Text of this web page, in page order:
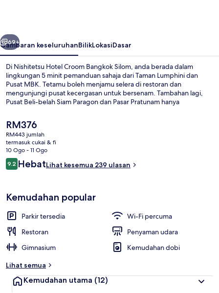
Seterusnya
69+
Gambaran keseluruhanBilikLokasiDasar
Di Nishitetsu Hotel Croom Bangkok Silom, anda berada dalam
lingkungan 5 minit pemanduan sahaja dari Taman Lumphini dan
Pusat MBK. Tetamu boleh menjamu selera di restoran dan
mengunjungi pusat kecergasan untuk bersenam. Tambahan lagi,
Pusat Beli-belah Siam Paragon dan Pasar Pratunam hanya
Pengangkutan awam terletak berdekatan: jarak Stesen BTS Sala
Daeng ialah 3 minit dan Stesen Sala Daeng ialah 3 minit.
Harga
semasa
ialah
RM376
RM376
RM443 jumlah
termasuk cukai & fi
10 Ogo - 11 Ogo
Ulasan
9.29.2 daripada 10
HebatLihat kesemua 239 ulasan
Kemudahan popular
Parkir tersedia
Wi-Fi percuma
Restoran
Penyaman udara
Gimnasium
Kemudahan dobi
Lihat semua
Kemudahan utama (12)